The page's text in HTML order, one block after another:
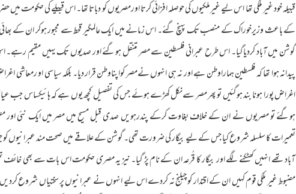
قبیلہ خود غیر ملکی تھا اس لیے غیرملکیوں کی حوصلہ افزائی کرتا اورمصریوں کو دباتا تھا۔ اس قبیلے کی حکومت
کے باعث وزیرخوراک کے منصب تک پہنچ گئے۔ اس زمانے میں ایک عالمگیر قحط سے مجبور ہوکر ان کے
گوشن میں آباد کردیاگیا۔ اس طرح عبرانی فلسطین سے مصر متنقل ہوگئے اور صدیوں تک یہیں مقیم
پیدانہ ہوا تھا کہ فلسطین ہماراوطن ہے اور نہ ہی انہوں نےمصر کواپناوطن قرار دیا۔ بلکہ سیاسی او
اغراض پورا ہونا بند ہوگئیں تو پھر مصر سےنکل کھڑے ہوئے جس کی تفصیل کچھ یوں ہے کہ ہائیکساس جب
ہوگئے تو مصریوں نے ان کے خلاف بغاوت کرکے پندرہویں صدی قبل مسیح میں مصر میں ایک نئی
تعمیرات کا سلسلہ شروع کیا جس کے لیے بیگار کی ضرورت تھی۔ گوشن کے علاقے میں صحت مند عبرانیوں
آباد تھے انہیں کھٹکنے لگے اور بیگار کا قُرعہ ان کے نام پڑ گیا۔ نیز یہ مصری حکومت اس بات سے بھی
مضبوط غیر ملکی قوم کہیں ان کے اقتدار کو چیلنج نہ کردے اس لیے انہوں نے عبرانیوں پر سختیاں شروع